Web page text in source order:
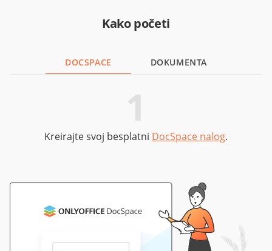
Kako početi
DOCSPACE DOKUMENTA
1
Kreirajte svoj besplatni DocSpace nalog.